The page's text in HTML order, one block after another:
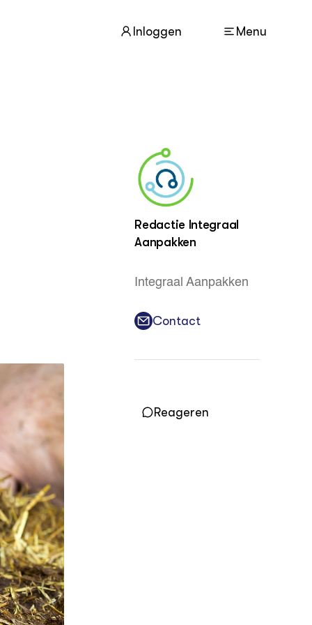
Inloggen Menu
Columns & Blogs
Wiki Groen Kennisnet
GROEN KENNISNET
Over ons
Contact
ENGLISH
Search the Knowledge base
Redactie Integraal
Aanpakken
Integraal Aanpakken
Contact
Reageren